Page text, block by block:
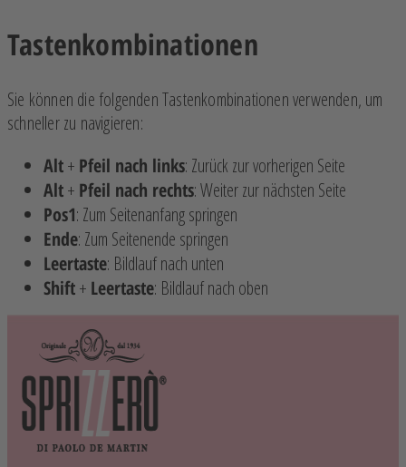
Tastenkombinationen
Sie können die folgenden Tastenkombinationen verwenden, um
schneller zu navigieren:
Alt+ Pfeil nach links: Zurück zur vorherigen Seite
Alt+ Pfeil nach rechts: Weiter zur nächsten Seite
Pos1: Zum Seitenanfang springen
Ende: Zum Seitenende springen
Leertaste: Bildlauf nach unten
Shift+ Leertaste: Bildlauf nach oben